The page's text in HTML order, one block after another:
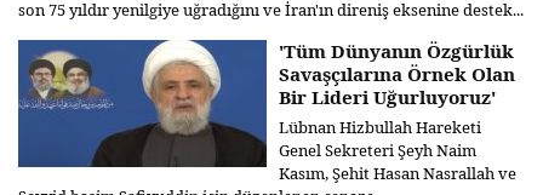
son 75 yıldır yenilgiye uğradığını ve İran'ın direniş eksenine destek...
'Tüm Dünyanın Özgürlük
Savaşçılarına Örnek Olan
Bir Lideri Uğurluyoruz'
Lübnan Hizbullah Hareketi
Genel Sekreteri Şeyh Naim
Kasım, Şehit Hasan Nasrallah ve